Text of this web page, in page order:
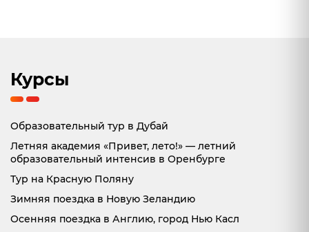
Курсы
Образовательный тур в Дубай
Летняя академия «Привет, лето!» — летний
образовательный интенсив в Оренбурге
Тур на Красную Поляну
Зимняя поездка в Новую Зеландию
Осенняя поездка в Англию, город Нью Касл